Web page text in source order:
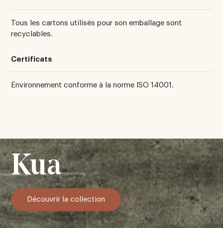
Tous les cartons utilisés pour son emballage sont
recyclables.
Certificats
Environnement conforme à la norme ISO 14001.
Kua
Découvrir la collection